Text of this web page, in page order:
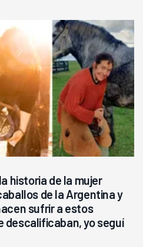
historia de la mujer
de la Argentina y
sufrir a estos
descalificaban, yo seguí